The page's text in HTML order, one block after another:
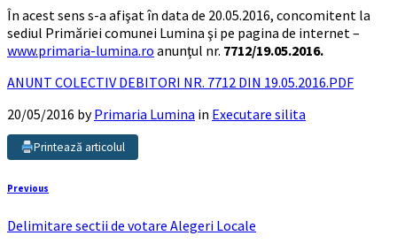
În acest sens s-a afişat în data de 20.05.2016, concomitent la
sediul Primăriei comunei Lumina şi pe pagina de internet –
www.primaria-lumina.ro anunţul nr. 7712/19.05.2016.
ANUNT COLECTIV DEBITORI NR. 7712 DIN 19.05.2016.PDF
20/05/2016 byPrimaria Lumina in Executare silita
Printează articolul
Previous
Delimitare sectii de votare Alegeri Locale